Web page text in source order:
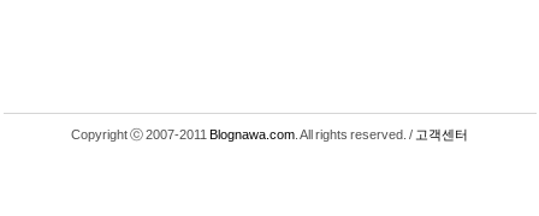
Copyright ⓒ 2007-2011 Blognawa.com . All rights reserved. / 고객센터